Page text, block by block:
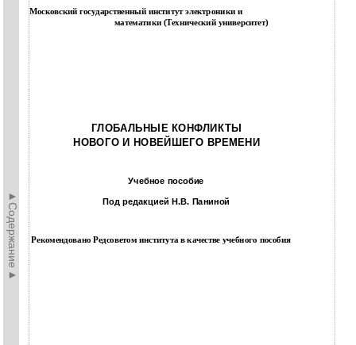
►Содержание►
Московский государственный институт электроники и
математики (Технический университет)
ГЛОБАЛЬНЫЕ КОНФЛИКТЫ
НОВОГО И НОВЕЙШЕГО ВРЕМЕНИ
Учебное пособие
Под редакцией Н.В. Паниной
Рекомендовано Редсоветом института в качестве учебного пособия